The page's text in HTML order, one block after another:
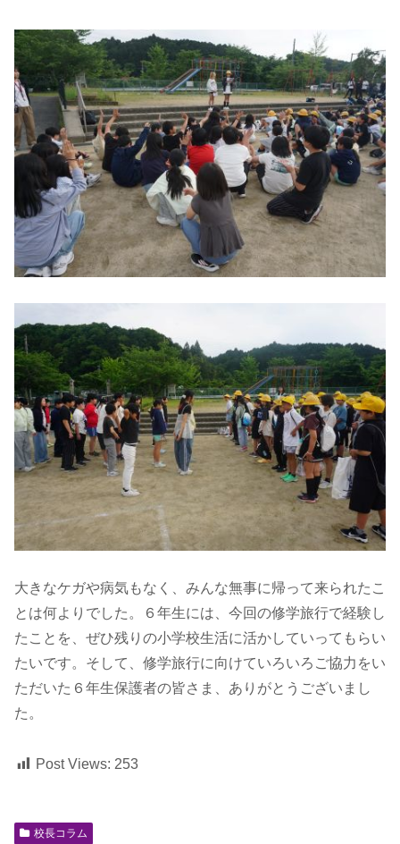
大きなケガや病気もなく、みんな無事に帰って来られたこ
とは何よりでした。６年生には、今回の修学旅行で経験し
たことを、ぜひ残りの小学校生活に活かしていってもらい
たいです。そして、修学旅行に向けていろいろご協力をい
ただいた６年生保護者の皆さま、ありがとうございまし
た。
Post Views: 253
校長コラム